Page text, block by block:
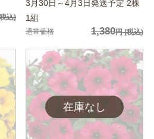
込)
3月30日～4月3日発送予定 2株
1組
通常価格 1,380円(税込)